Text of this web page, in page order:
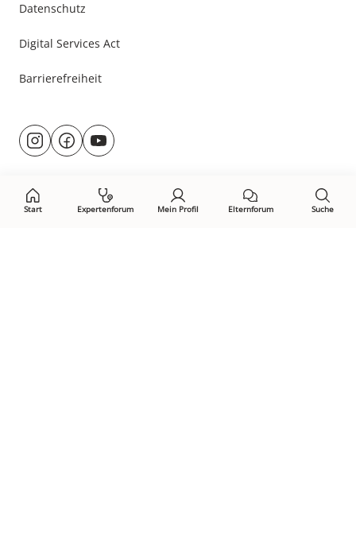
Start Expertenforum Mein Profil Elternforum Suche
Datenschutz
Digital Services Act
Barrierefreiheit
Besuche
uns@rund.ums.baby
facebook.com/rundumsbaby.de
youtube.com/@rundumsbaby_